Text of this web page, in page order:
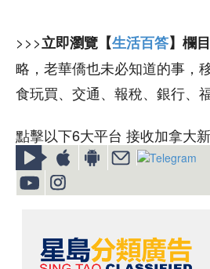
>>>立即瀏覽【生活百答】欄
略，老華僑也未必知道的事，
食玩買、交通、報稅、銀行、
點擊以下6大平台 接收加拿大